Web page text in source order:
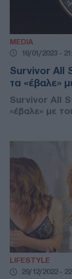
MEDIA
16/01/2023 -
Survivor All
τα «έβαλε»
Survivor All
«έβαλε» με
LIFESTYLE
29/12/2022 -